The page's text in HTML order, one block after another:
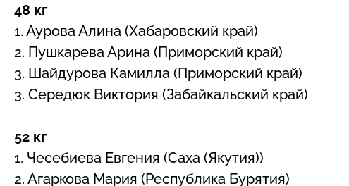
48 кг
1. Аурова Алина (Хабаровский край)
2. Пушкарева Арина (Приморский край)
3. Шайдурова Камилла (Приморский край)
3. Середюк Виктория (Забайкальский край)
52 кг
1. Чесебиева Евгения (Саха (Якутия))
2. Агаркова Мария (Республика Бурятия)